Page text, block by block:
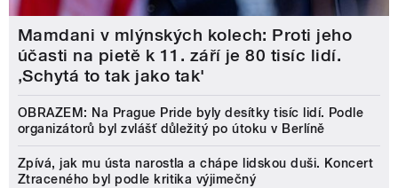
Mamdani v mlýnských kolech: Proti jeho
účasti na pietě k 11. září je 80 tisíc lidí.
‚Schytá to tak jako tak'
OBRAZEM: Na Prague Pride byly desítky tisíc lidí. Podle
organizátorů byl zvlášť důležitý po útoku v Berlíně
Zpívá, jak mu ústa narostla a chápe lidskou duši. Koncert
Ztraceného byl podle kritika výjimečný